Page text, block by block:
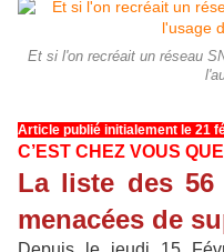
Et si l'on recréait un réseau
Article publié initialement le 21
C’EST CHEZ VOUS
La liste des
menacées de